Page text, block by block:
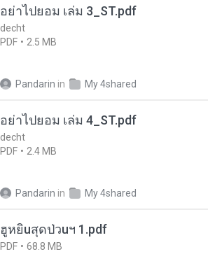
อย่าไปยอม เล่ม 3_ST.pdf
decht
PDF
2.5 MB
Pandarin in My 4shared
อย่าไปยอม เล่ม 4_ST.pdf
decht
PDF
2.4 MB
Pandarin in My 4shared
ฮูหยิuสุดป่วuฯ 1.pdf
PDF 68.8 MB